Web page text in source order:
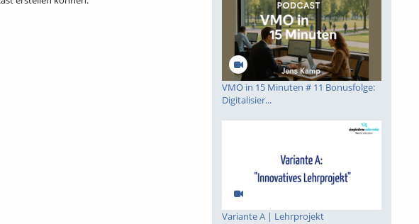
VMO in 15 Minuten # 11 Bonusfolge:
Digitalisier...
Variante A | Lehrprojekt